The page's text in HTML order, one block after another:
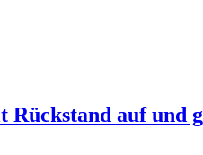
auf und